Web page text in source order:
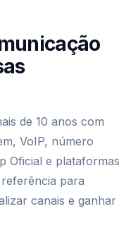
de 10 anos com
VoIP, número
Oficial e plataformas
para
canais e ganhar